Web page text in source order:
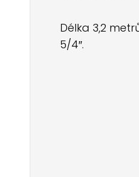
Délka 3,2
5/4″.